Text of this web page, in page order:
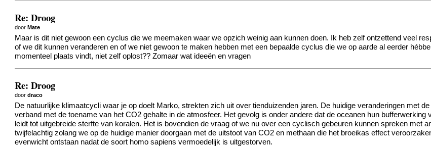
Re: Droog
doorMate
Maar is dit niet gewoon een cyclus die we meemaken waar we opzich weinig aan kunnen doen. Ik heb zelf ontzettend veel
of we dit kunnen veranderen en of we niet gewoon te maken hebben met een bepaalde cyclus die we op aarde al eerder
momenteel plaats vindt, niet zelf oplost?? Zomaar wat ideeën en vragen
Re: Droog
doordraco
De natuurlijke klimaatcycli waar je op doelt Marko, strekten zich uit over tienduizenden jaren. De huidige veranderingen met
verband met de toename van het CO2 gehalte in de atmosfeer. Het gevolg is onder andere dat de oceanen hun
leidt tot uitgebreide sterfte van koralen. Het is bovendien de vraag of we nu over een cyclisch gebeuren kunnen spreken met
twijfelachtig zolang we op de huidige manier doorgaan met de uitstoot van CO2 en methaan die het broeikas effect
evenwicht ontstaan nadat de soort homo sapiens vermoedelijk is uitgestorven.